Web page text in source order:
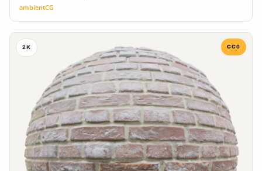
ambientCG
2K CC0